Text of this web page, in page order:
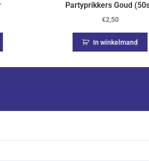
Partyprikkers Goud
€2,50
In winkelmand